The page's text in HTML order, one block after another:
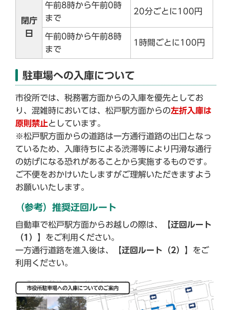
閉庁
日
午前8時から午前0時
まで
20分ごとに100円
午前0時から午前8時
まで
1時間ごとに100円
駐車場への入庫について
市役所では、税務署方面からの入庫を優先としてお
り、混雑時においては、松戸駅方面からの左折入庫は
原則禁止としています。
※松戸駅方面からの道路は一方通行道路の出口となっ
ているため、入庫待ちによる渋滞等により円滑な通行
の妨げになる恐れがあることから実施するものです。
ご不便をおかけいたしますがご理解いただきますよう
お願いいたします。
（参考）推奨迂回ルート
自動車で松戸駅方面からお越しの際は、
【迂回ルート
（1）】 をご利用ください。
一方通行道路を進入後は、
【迂回ルート（2）】 をご
利用ください。